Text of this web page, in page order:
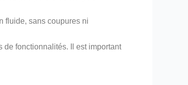
fluide, sans coupures ni
de fonctionnalités. Il est important